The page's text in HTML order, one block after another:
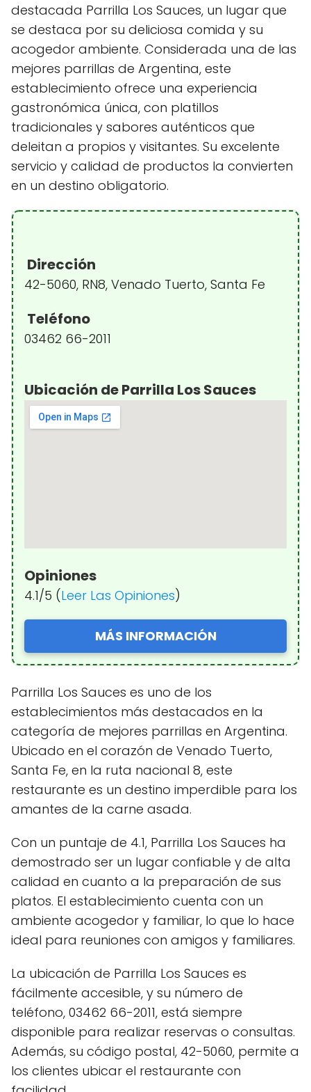
destacada Parrilla Los Sauces, un lugar que
se destaca por su deliciosa comida y su
acogedor ambiente. Considerada una de las
mejores parrillas de Argentina, este
establecimiento ofrece una experiencia
gastronómica única, con platillos
tradicionales y sabores auténticos que
deleitan a propios y visitantes. Su excelente
servicio y calidad de productos la convierten
en un destino obligatorio.
Dirección
42-5060, RN8, Venado Tuerto, Santa Fe
Teléfono
03462 66-2011
Ubicación de Parrilla Los Sauces
Opiniones
4.1/5 (Leer Las Opiniones)
MÁS INFORMACIÓN
Parrilla Los Sauces es uno de los
establecimientos más destacados en la
categoría de mejores parrillas en Argentina.
Ubicado en el corazón de Venado Tuerto,
Santa Fe, en la ruta nacional 8, este
restaurante es un destino imperdible para los
amantes de la carne asada.
Con un puntaje de 4.1, Parrilla Los Sauces ha
demostrado ser un lugar confiable y de alta
calidad en cuanto a la preparación de sus
platos. El establecimiento cuenta con un
ambiente acogedor y familiar, lo que lo hace
ideal para reuniones con amigos y familiares.
La ubicación de Parrilla Los Sauces es
fácilmente accesible, y su número de
teléfono, 03462 66-2011, está siempre
disponible para realizar reservas o consultas.
Además, su código postal, 42-5060, permite a
los clientes ubicar el restaurante con